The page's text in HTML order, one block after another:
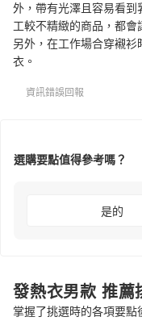
外，帶有光澤且容易看到
工較不精緻的商品，都會
另外，在工作場合穿襯
衣。
資訊錯誤回報
選購要點值得參考嗎？
是的
發熱衣男款 推薦
掌握了挑選時的各項要